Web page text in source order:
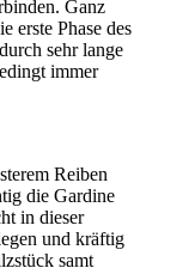
Ganz
erste Phase des
sehr lange
immer
Reiben
die Gardine
in dieser
und kräftig
samt